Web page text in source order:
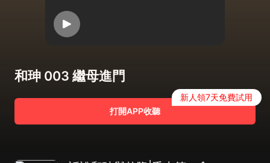
和珅 003 繼母進門
打開APP收聽
新人領7天免費試用